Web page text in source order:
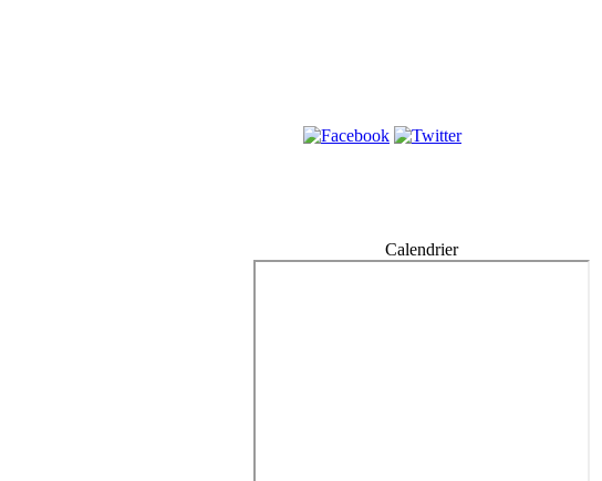
Calendrier